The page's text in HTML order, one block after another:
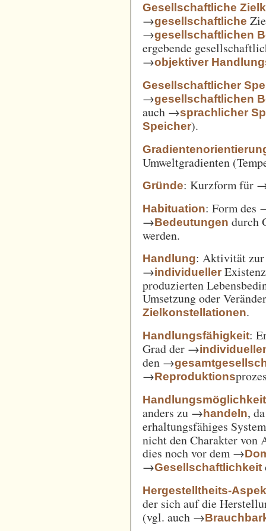
Gesellschaftliche
→gesellschaftliche
→gesellschaftlichen
ergebende
→objektiver
Gesellschaftlicher
→gesellschaftlichen
auch →sprachlicher
Speicher).
Umweltgradienten
Gründe: Kurzform für
Habituation: Form des
→Bedeutungen durch
werden.
Handlung: Aktivität zur
→individueller
produzierten
Umsetzung oder
Zielkonstellationen.
Handlungsfähigkeit:
Grad der →
den →
→Reproduktions
Handlungsmöglichkeit
anders zu →handeln,
erhaltungsfähiges
nicht den Charakter von
dies noch vor dem →
→Gesellschaftlichkeit
Hergestelltheits-
der sich auf die
(vgl. auch →